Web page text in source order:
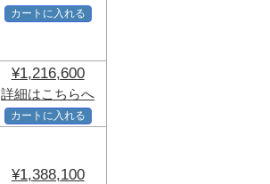
カートに入れる
¥1,216,600
詳細はこちらへ
カートに入れる
¥1,388,100